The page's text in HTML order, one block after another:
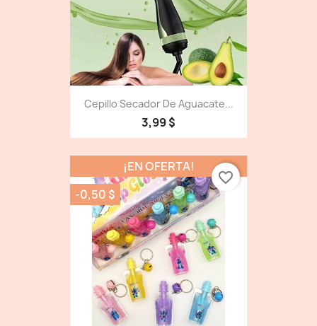
Cepillo Secador De Aguacate...
3,99 $
¡EN OFERTA!
-0,50 $
favorite_border